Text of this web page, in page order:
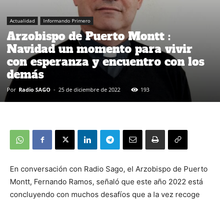
Actualidad Informando Primero
Arzobispo de Puerto Montt :
Navidad un momento para vivir
con esperanza y encuentro con los
demás
Por Radio SAGO - 25 de diciembre de 2022 193
En conversación con Radio Sago, el Arzobispo de Puerto
Montt, Fernando Ramos, señaló que este año 2022 está
concluyendo con muchos desafíos que a la vez recoge